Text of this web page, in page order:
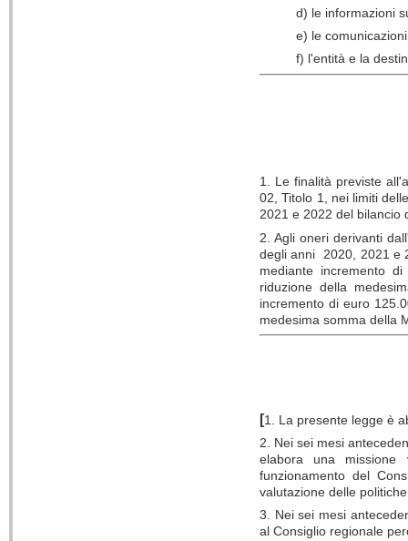
d) le informazioni
e) le
f) l'entità e la
1. Le finalità previste
02, Titolo 1, nei limiti
2021 e 2022 del bilancio
2. Agli oneri derivanti
degli anni 2020, 2021 e
mediante incremento
riduzione della
incremento di euro
medesima somma della
[1. La presente legge è
2. Nei sei mesi
elabora una missione
funzionamento del
valutazione delle
3. Nei sei mesi
al Consiglio regionale